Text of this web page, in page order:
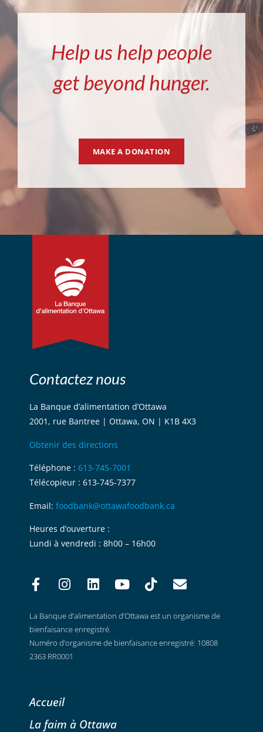
Help us help people
get beyond hunger.
MAKE A DONATION
Contactez nous
La Banque d’alimentation d’Ottawa
2001, rue Bantree | Ottawa, ON | K1B 4X3
Obtenir des directions
Téléphone : 613-745-7001
Télécopieur : 613-745-7377
Email: foodbank@ottawafoodbank.ca
Heures d’ouverture :
Lundi à vendredi : 8h00 – 16h00
La Banque d’alimentation d’Ottawa est un organisme de
bienfaisance enregistré.
Numéro d’organisme de bienfaisance enregistré: 10808
2363 RR0001
Accueil
La faim à Ottawa